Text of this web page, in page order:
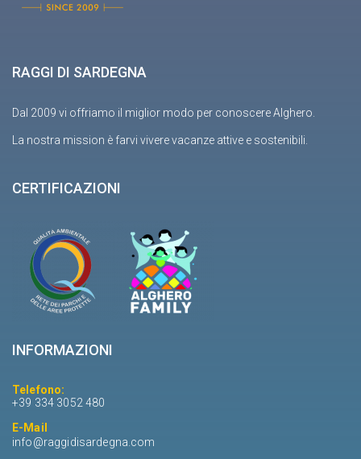
RAGGI DI SARDEGNA
Dal 2009 vi offriamo il miglior modo per conoscere Alghero.
La nostra mission è farvi vivere vacanze attive e sostenibili.
CERTIFICAZIONI
INFORMAZIONI
Telefono:
+39 334 3052 480
E-Mail
info@raggidisardegna.com